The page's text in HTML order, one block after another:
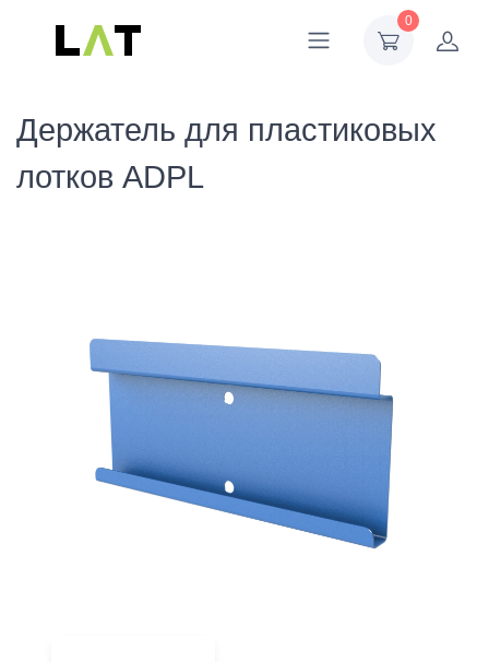
0
Держатель для пластиковых
лотков ADPL